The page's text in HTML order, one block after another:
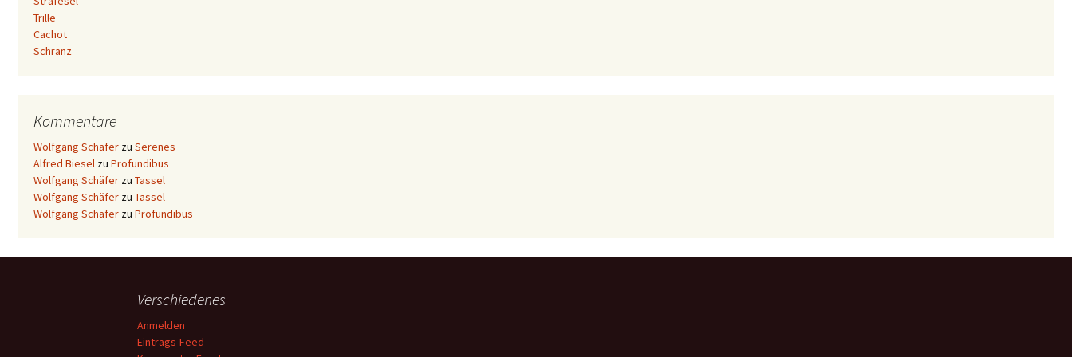
Trille
Cachot
Schranz
Kommentare
Wolfgang Schäfer zu Serenes
Alfred Biesel zu Profundibus
Wolfgang Schäfer zu Tassel
Wolfgang Schäfer zu Tassel
Wolfgang Schäfer zu Profundibus
Verschiedenes
Anmelden
Eintrags-Feed